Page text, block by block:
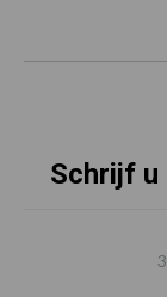
Schrijf u